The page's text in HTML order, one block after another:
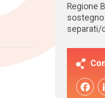
Regione
separati/
Facebook